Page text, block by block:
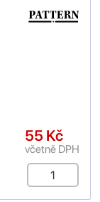
55 Kč
včetně DPH